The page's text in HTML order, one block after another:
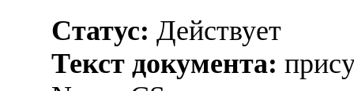
Статус: Действует
Текст документа: